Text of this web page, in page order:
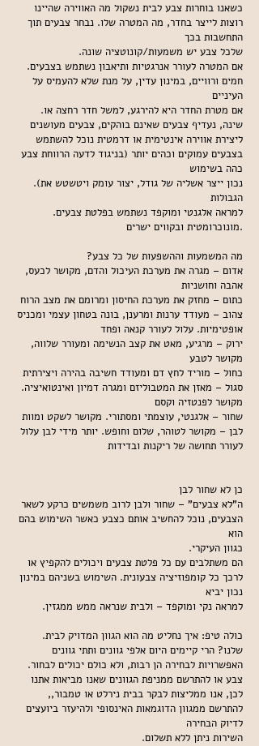
כשאנו בוחרות צבע לבית נשקול מה האווירה שהיינו
רוצות לייצר בחדר, מה המטרה שלו. נבחר צבעים תוך
התחשבות בכך
.שלכל צבע יש משמעות/קונוטציה שונה
.אם המטרה לעורר אנרגטיות ותיאבון נשתמש בצבעים
חמים ורוויים, במינון עדין, על מנת שלא להעמיס על
העיניים
.אם מטרת החדר היא להירגע, למשל חדר רחצה או
שינה, נעדיף צבעים שאינם בוהקים, צבעים מעושנים
ליצירת אווירה אינטימית או דרמטית נוכל להשתמש
בצבעים עמוקים וכהים יותר (בניגוד לדעה הרווחת צבע
כהה בשימוש
.(נכון ייצר אשליה של גודל, יצור עומק ויטשטש את
הגבולות
.למראה אלגנטי ומוקפד נשתמש בפלטת צבעים
מונוכרומטית ובקווים ישרים.
?מה המשמעות וההשפעות של כל צבע
אדום – מגרה את מערכת העיכול והדם, מקושר לכעס,
אהבה וחושניות
כתום – מחזק את מערכת החיסון ומרומם את מצב הרוח
צהוב – מעודד ערנות ומרענן, בונה בטחון עצמי ומכניס
אופטימיות. עלול לעורר קנאה ופחד
ירוק – מרגיע, מאט את קצב הנשימה ומעורר שלווה,
מקושר לטבע
כחול – מוריד לחץ דם ומעודד חשיבה בהירה ויצירתית
סגול – מאזן את המטבוליזם ומגרה דמיון ואינטואיציה.
מקושר לפנטזיה וקסם
שחור – אלגנטי, עוצמתי ומסתורי. מקושר לשקט ומוות
לבן – מקושר לטוהר, שלום וחופש. יותר מידי לבן עלול
לעורר תחושה של ריקנות ובדידות
כן לא שחור לבן
ה"לא צבעים" – שחור ולבן לרוב משמשים כרקע לשאר
הצבעים, נוכל להחשיב אותם כצבע כאשר השימוש בהם
הוא
.כגוון העיקרי
הם משתלבים עם כל פלטת צבעים ויכולים להקפיץ או
לרכך כל קומפוזיציה צבעונית. השימוש בשניהם במינון
נכון יביא
.למראה נקי ומוקפד – ולבית שנראה ממש ממגזין
.כולה טיפ: איך נחליט מה הוא הגוון המדויק לבית
שלנו? הרי קיימים היום אלפי גוונים ותתי גוונים
.האפשרויות לבחירה הן רבות, ולא כולם יכולים לבחור
צבע או להתרשם ממניפת הגוונים שאנו מביאות אתנו
,לכן, אנו ממליצות לבקר בבית נירלט או טמבור,
להתרשם ממגוון הדוגמאות האינסופי ולהיעזר ביועצים
לדיוק הבחירה
.השירות ניתן ללא תשלום